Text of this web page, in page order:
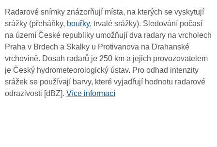
Radarové snímky znázorňují místa, na kterých se vyskytují
srážky (přeháňky, bouřky, trvalé srážky). Sledování počasí
na území České republiky umožňují dva radary na vrcholech
Praha v Brdech a Skalky u Protivanova na Drahanské
vrchovině. Dosah radarů je 250 km a jejich provozovatelem
je Český hydrometeorologický ústav. Pro odhad intenzity
srážek se používají barvy, které vyjadřují hodnotu radarové
odrazivosti [dBZ]. Více informací